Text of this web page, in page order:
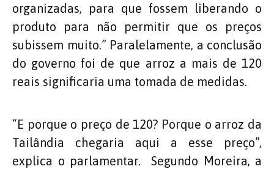
organizadas, para que fossem liberando o
produto para não permitir que os preços
subissem muito.” Paralelamente, a conclusão
do governo foi de que arroz a mais de 120
reais significaria uma tomada de medidas.
“E porque o preço de 120? Porque o arroz da
Tailândia chegaria aqui a esse preço”,
explica o parlamentar. Segundo Moreira, a